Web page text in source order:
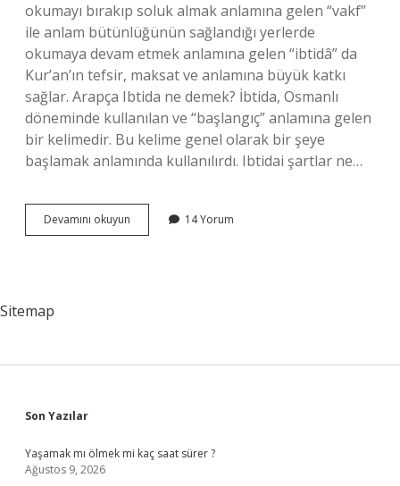
okumayı bırakıp soluk almak anlamına gelen “vakf”
ile anlam bütünlüğünün sağlandığı yerlerde
okumaya devam etmek anlamına gelen “ibtidâ” da
Kur’an’ın tefsir, maksat ve anlamına büyük katkı
sağlar. Arapça Ibtida ne demek? İbtida, Osmanlı
döneminde kullanılan ve “başlangıç” anlamına gelen
bir kelimedir. Bu kelime genel olarak bir şeye
başlamak anlamında kullanılırdı. Ibtidai şartlar ne…
Devamını okuyun
Ne
14 Yorum
Sitemap
Sidebar
Son Yazılar
Yaşamak mı ölmek mi kaç saat sürer ?
Ağustos 9, 2026